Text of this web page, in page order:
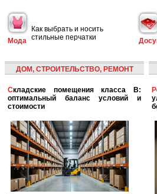
Мода
Как выбрать и носить
стильные перчатки
ДОМ, СТРОИТЕЛЬСТВО, РЕМОНТ
Складские помещения класса B:
оптимальный баланс условий и
стоимости
Роль искусственного интеллекта в